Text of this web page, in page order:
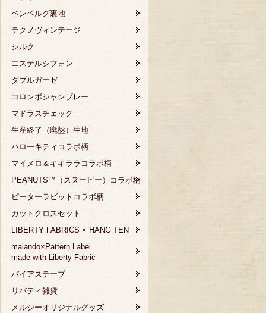
ベンベルグ裏地
テクノヴィンテージ
シルク
エステルシフォン
ダブルガーゼ
コロンボシャンブレー
マドラスチェック
生産終了（廃盤）生地
ハローキティコラボ柄
マイメロ＆キキララコラボ柄
PEANUTS™（スヌーピー）コラボ柄
ピーターラビットコラボ柄
カットクロスセット
LIBERTY FABRICS × HANG TEN
maiando×Pattern Label
made with Liberty Fabric
バイアステープ
リバティ雑貨
メルシーオリジナルグッズ